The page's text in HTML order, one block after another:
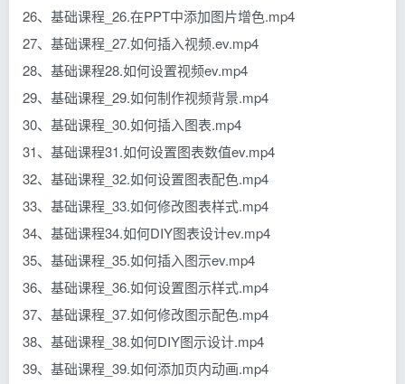
26、基础课程_26.在PPT中添加图片增色.mp4
27、基础课程_27.如何插入视频.ev.mp4
28、基础课程28.如何设置视频ev.mp4
29、基础课程_29.如何制作视频背景.mp4
30、基础课程_30.如何插入图表.mp4
31、基础课程31.如何设置图表数值ev.mp4
32、基础课程_32.如何设置图表配色.mp4
33、基础课程_33.如何修改图表样式.mp4
34、基础课程34.如何DIY图表设计ev.mp4
35、基础课程_35.如何插入图示ev.mp4
36、基础课程_36.如何设置图示样式.mp4
37、基础课程_37.如何修改图示配色.mp4
38、基础课程_38.如何DIY图示设计.mp4
39、基础课程_39.如何添加页内动画.mp4